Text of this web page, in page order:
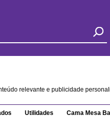
relevante e publicidade
Utilidades Cama Mesa